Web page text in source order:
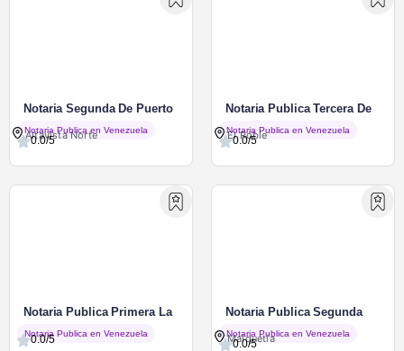
Notaria Segunda De Puerto
Notaria Publica en Venezuela
Altavista Norte
0.0/5
Notaria Publica Tercera De
Notaria Publica en Venezuela
El Roble
0.0/5
Notaria Publica Primera La
Notaria Publica en Venezuela
0.0/5
Notaria Publica Segunda
Notaria Publica en Venezuela
Maiquetía
0.0/5